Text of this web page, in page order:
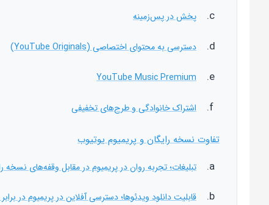
پخش در پس‌زمینه
دسترسی به محتوای اختصاصی (YouTube Originals)
YouTube Music Premium
اشتراک خانوادگی و طرح‌های تخفیفی
تفاوت نسخه رایگان و پریمیوم یوتیوب
تبلیغات؛ تجربه روان در پریمیوم در مقابل وقفه‌های نسخه
قابلیت دانلود ویدئوها؛ دسترسی آفلاین در پریمیوم در